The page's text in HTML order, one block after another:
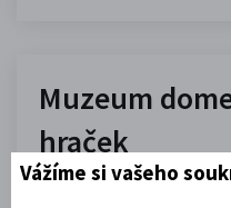
Muzeum
hraček
Vážíme si vašeho